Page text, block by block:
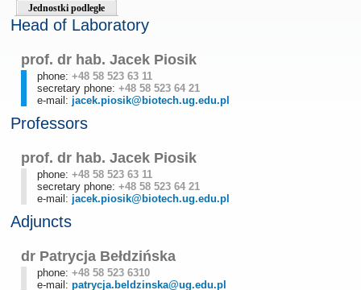
Jednostki podległe
Head of Laboratory
prof. dr hab. Jacek Piosik
phone: +48 58 523 63 11
secretary phone: +48 58 523 64 21
e-mail: jacek.piosik@biotech.ug.edu.pl
Professors
prof. dr hab. Jacek Piosik
phone: +48 58 523 63 11
secretary phone: +48 58 523 64 21
e-mail: jacek.piosik@biotech.ug.edu.pl
Adjuncts
dr Patrycja Bełdzińska
phone: +48 58 523 6310
e-mail: patrycja.beldzinska@ug.edu.pl